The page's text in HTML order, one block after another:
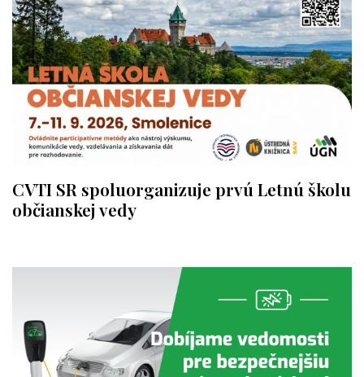
CVTI SR spoluorganizuje prvú Letnú školu
občianskej vedy